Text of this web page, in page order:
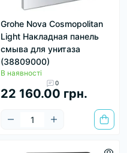
Grohe Nova Cosmopolitan
Light Накладная панель
смыва для унитаза
(38809000)
В наявності
0
22 160.00 грн.